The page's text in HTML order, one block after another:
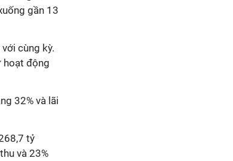
gần 13
cùng kỳ.
hoạt động
32% và lãi
tỷ
và 23%